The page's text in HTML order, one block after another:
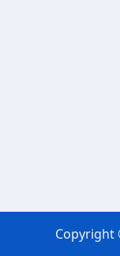
Copyright